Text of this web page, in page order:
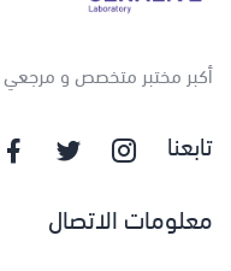
أكبر مختبر متخصص و مرجعي في
تابعنا
معلومات الاتصال